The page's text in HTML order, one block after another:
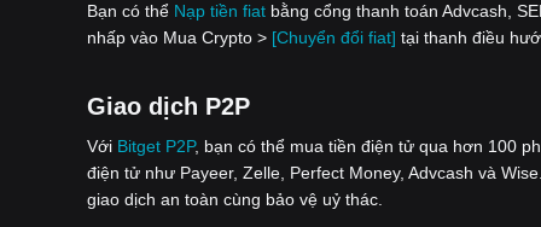
Bạn có thể Nạp tiền fiat bằng cổng thanh toán Advcash,
nhấp vào Mua Crypto > [Chuyển đổi fiat] tại thanh điều
Giao dịch P2P
Với ‌Bitget P2P, bạn có thể mua tiền điện tử qua hơn 100
điện tử như Payeer, Zelle, Perfect Money, Advcash và
giao dịch an toàn cùng bảo vệ uỷ thác.